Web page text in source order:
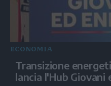
ECONOMIA
Transizione
lancia l'Hub Giovani